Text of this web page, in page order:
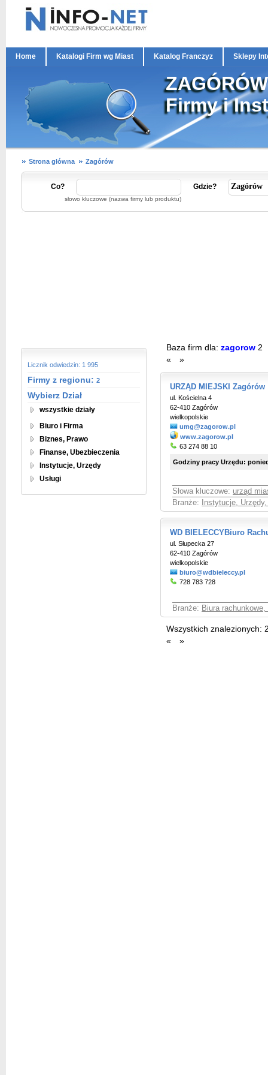
Home Katalogi Firm wg Miast Katalog Franczyz Sklepy
ZAGÓRÓW
Firmy i
Strona główna Zagórów
Co?
słowo kluczowe (nazwa firmy lub produktu)
Gdzie?
Licznik odwiedzin: 1 995
Firmy z regionu: 2
Wybierz Dział
wszystkie działy
Biuro i Firma
Biznes, Prawo
Finanse, Ubezbieczenia
Instytucje, Urzędy
Usługi
Baza firm dla: zagorow 2
«
»
URZĄD MIEJSKI Zagórów
ul. Kościelna 4
62-410 Zagórów
wielkopolskie
umg@zagorow.pl
www.zagorow.pl
63 274 88 10
Godziny pracy Urzędu:
Słowa kluczowe: urząd
Branże:
Instytucje,
WD BIELECCYBiuro
ul. Słupecka 27
62-410 Zagórów
wielkopolskie
biuro@wdbieleccy.pl
728 783 728
Branże: Biura
Wszystkich znalezionych:
«
»